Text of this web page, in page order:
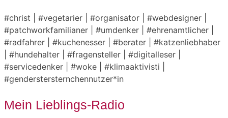
#christ | #vegetarier | #organisator | #webdesigner |
#patchworkfamilianer | #umdenker | #ehrenamtlicher |
#radfahrer | #kuchenesser | #berater | #katzenliebhaber
| #hundehalter | #fragensteller | #digitalleser |
#servicedenker | #woke | #klimaaktivisti |
#genderstersternchennutzer*in
Mein Lieblings-Radio